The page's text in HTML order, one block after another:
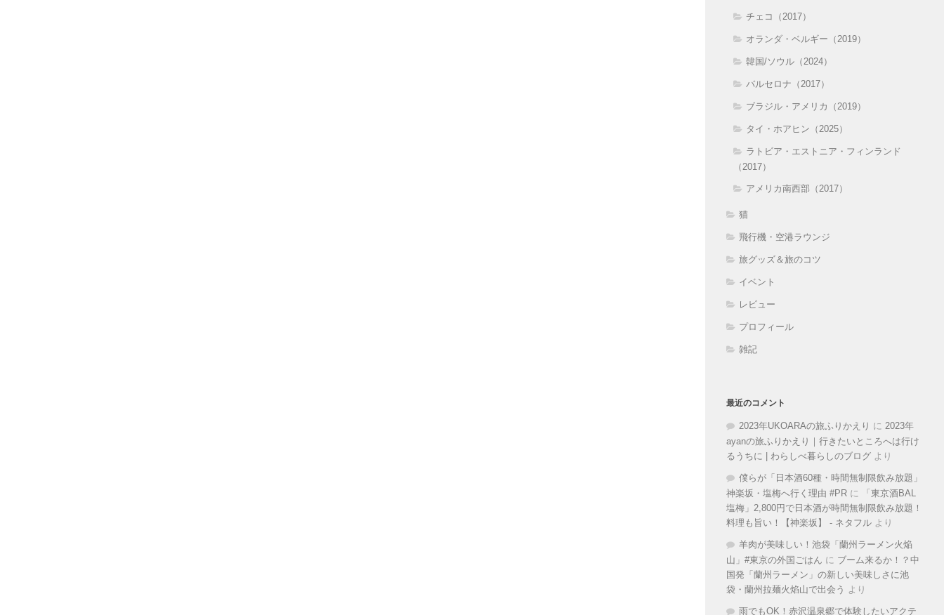
チェコ（2017）
オランダ・ベルギー（2019）
韓国/ソウル（2024）
バルセロナ（2017）
ブラジル・アメリカ（2019）
タイ・ホアヒン（2025）
ラトビア・エストニア・フィンランド
（2017）
アメリカ南西部（2017）
猫
飛行機・空港ラウンジ
旅グッズ＆旅のコツ
イベント
レビュー
プロフィール
雑記
最近のコメント
2023年UKOARAの旅ふりかえり に 2023年
ayanの旅ふりかえり｜行きたいところへは行け
るうちに | わらしべ暮らしのブログ より
僕らが「日本酒60種・時間無制限飲み放題」
神楽坂・塩梅へ行く理由 #PR に
「東京酒BAL
塩梅」2,800円で日本酒が時間無制限飲み放題！
料理も旨い！【神楽坂】 - ネタフル より
羊肉が美味しい！池袋「蘭州ラーメン火焔
山」#東京の外国ごはん に ブーム来るか！？中
国発「蘭州ラーメン」の新しい美味しさに池
袋・蘭州拉麺火焰山で出会う より
雨でもOK！赤沢温泉郷で体験したいアクテ